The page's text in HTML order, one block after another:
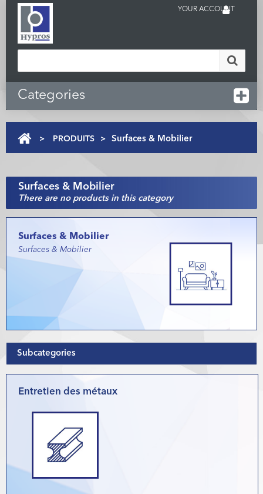
YOUR ACCOUNT
Categories
> PRODUITS > Surfaces & Mobilier
Surfaces & Mobilier
There are no products in this category
Surfaces & Mobilier
Surfaces & Mobilier
Subcategories
Entretien des métaux